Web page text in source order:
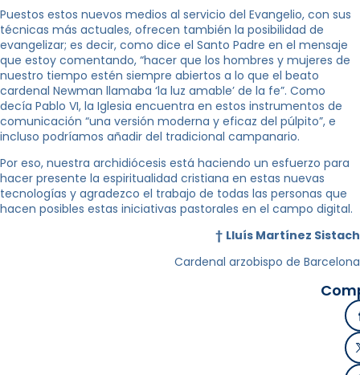
Puestos estos nuevos medios al servicio del Evangelio, con sus
técnicas más actuales, ofrecen también la posibilidad de
evangelizar; es decir, como dice el Santo Padre en el mensaje
que estoy comentando, “hacer que los hombres y mujeres de
nuestro tiempo estén siempre abiertos a lo que el beato
cardenal Newman llamaba ‘la luz amable’ de la fe”. Como
decía Pablo VI, la Iglesia encuentra en estos instrumentos de
comunicación “una versión moderna y eficaz del púlpito”, e
incluso podríamos añadir del tradicional campanario.
Por eso, nuestra archidiócesis está haciendo un esfuerzo para
hacer presente la espiritualidad cristiana en estas nuevas
tecnologías y agradezco el trabajo de todas las personas que
hacen posibles estas iniciativas pastorales en el campo digital.
† Lluís Martínez Sistach
Cardenal arzobispo de Barcelona